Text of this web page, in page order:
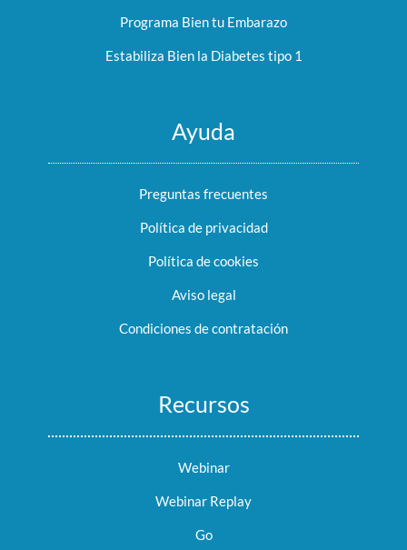
Programa Bien tu Embarazo
Estabiliza Bien la Diabetes tipo 1
Ayuda
Preguntas frecuentes
Política de privacidad
Política de cookies
Aviso legal
Condiciones de contratación
Recursos
Webinar
Webinar Replay
Go